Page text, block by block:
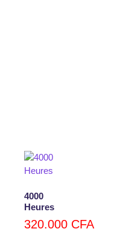
4000
Heures
320.000 CFA